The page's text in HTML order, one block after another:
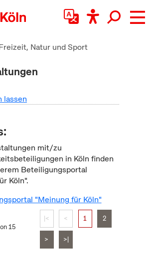
Natur und Sport
lassen
mit/zu
in Köln finden
Beteiligungsportal
Köln".
"Meinung für Köln"
15
|< < 1 2
> >|